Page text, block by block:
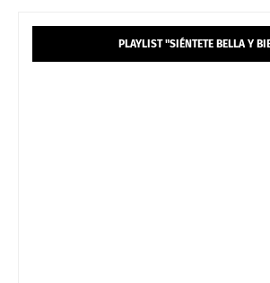
PLAYLIST "SIÉNTETE BELLA Y